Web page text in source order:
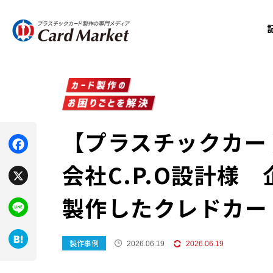
【プラスチックカ
会社C.P.O設計様
製作したクレドカー
製作事例 2026.06.19 2026.06.19
a
c
b
i